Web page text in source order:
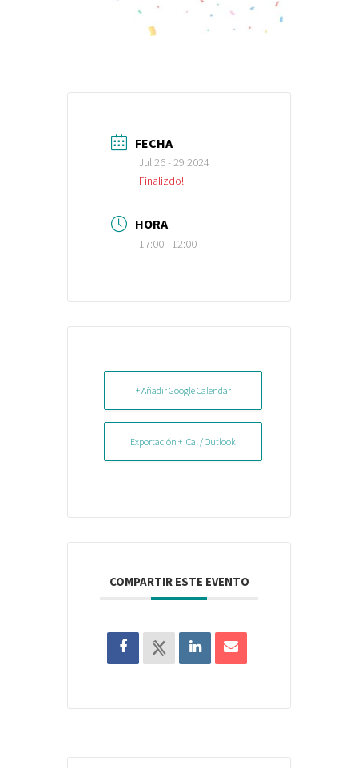
FECHA
Jul 26 - 29 2024
Finalizdo!
HORA
17:00 - 12:00
+ Añadir Google Calendar
Exportación + iCal / Outlook
COMPARTIR ESTE EVENTO